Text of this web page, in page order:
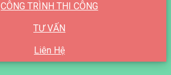
CÔNG TRÌNH THI CÔNG
TƯ VẤN
Liên Hệ